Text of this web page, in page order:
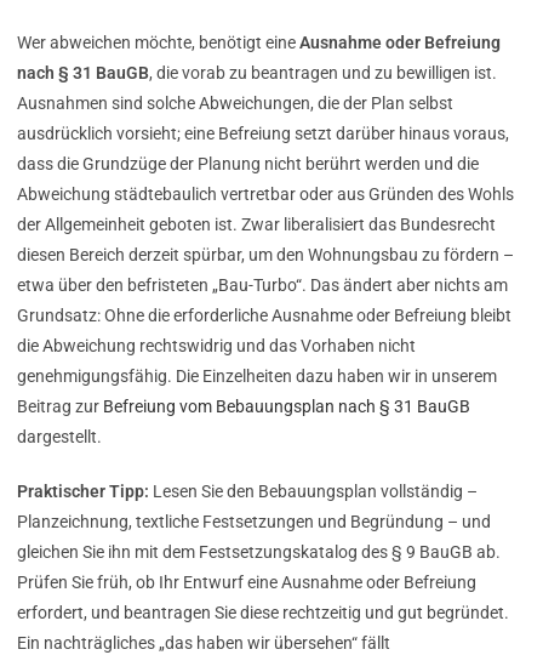
Wer abweichen möchte, benötigt eineAusnahme oder Befreiung
nach § 31 BauGB, die vorab zu beantragen und zu bewilligen ist.
Ausnahmen sind solche Abweichungen, die der Plan selbst
ausdrücklich vorsieht; eine Befreiung setzt darüber hinaus voraus,
dass die Grundzüge der Planung nicht berührt werden und die
Abweichung städtebaulich vertretbar oder aus Gründen des Wohls
der Allgemeinheit geboten ist. Zwar liberalisiert das Bundesrecht
diesen Bereich derzeit spürbar, um den Wohnungsbau zu fördern –
etwa über den befristeten „Bau-Turbo“. Das ändert aber nichts am
Grundsatz: Ohne die erforderliche Ausnahme oder Befreiung bleibt
die Abweichung rechtswidrig und das Vorhaben nicht
genehmigungsfähig. Die Einzelheiten dazu haben wir in unserem
Beitrag zur Befreiung vom Bebauungsplan nach § 31 BauGB
dargestellt.
Praktischer Tipp: Lesen Sie den Bebauungsplan vollständig –
Planzeichnung, textliche Festsetzungen und Begründung – und
gleichen Sie ihn mit dem Festsetzungskatalog des § 9 BauGB ab.
Prüfen Sie früh, ob Ihr Entwurf eine Ausnahme oder Befreiung
erfordert, und beantragen Sie diese rechtzeitig und gut begründet.
Ein nachträgliches „das haben wir übersehen“ fällt